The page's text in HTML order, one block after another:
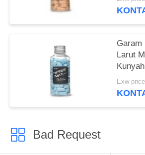
Garam
Larut
Bad Request